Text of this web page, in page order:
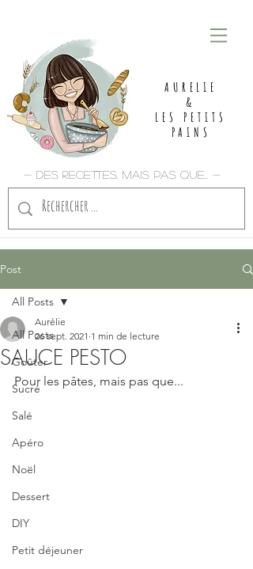
AURELIE
&
LES PETITS
PAINS
- Des recettes, mais pas que... -
Post
All Posts
Goûter
Sucré
Salé
Apéro
Noël
Dessert
DIY
Petit déjeuner
All Posts
SAUCE PESTO
Aurélie
26 sept. 2021 1 min de lecture
Pour les pâtes, mais pas que...